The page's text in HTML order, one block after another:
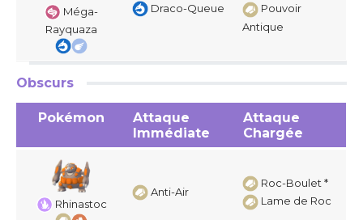
Méga-
Rayquaza
Draco-Queue
Pouvoir
Antique
Obscurs
Pokémon
Attaque
Immédiate
Attaque
Chargée
Rhinastoc
Anti-Air
Roc-Boulet *
Lame de Roc